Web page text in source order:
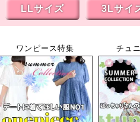
LLサイズ 3Lサイ
ワンピース特集 チュ